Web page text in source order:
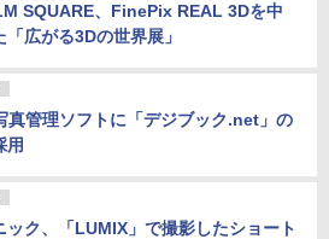
SQUARE、FinePix REAL 3Dを中
「広がる3Dの世界展」
真管理ソフトに「デジブック.net」の
用
ック、「LUMIX」で撮影したショート